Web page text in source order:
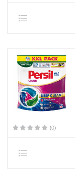
(0)